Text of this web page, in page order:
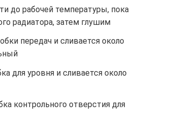
до рабочей температуры, пока
радиатора, затем глушим
передач и сливается около
для уровня и сливается около
контрольного отверстия для